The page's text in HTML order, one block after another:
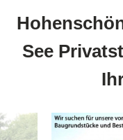
See